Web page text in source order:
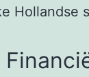
Hollandse